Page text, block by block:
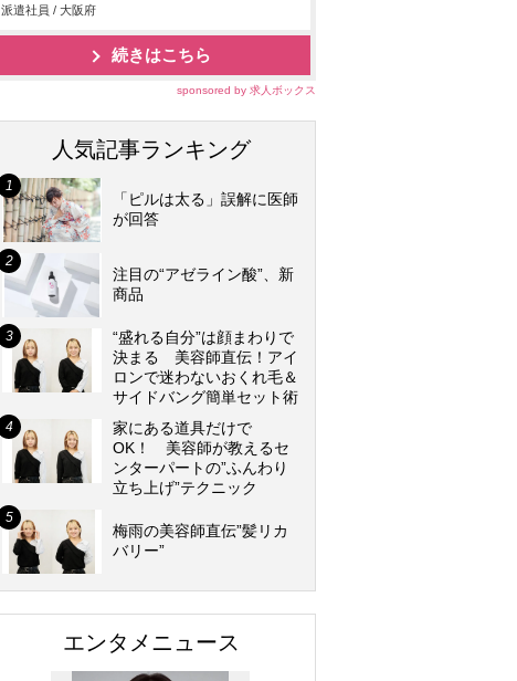
派遣社員 / 大阪府
続きはこちら
sponsored by 求人ボックス
人気記事ランキング
「ピルは太る」誤解に医師
が回答
注目の“アゼライン酸”、新
商品
“盛れる自分”は顔まわりで
決まる 美容師直伝！アイ
ロンで迷わないおくれ毛＆
サイドバング簡単セット術
家にある道具だけで
OK！ 美容師が教えるセ
ンターパートの”ふんわり
立ち上げ”テクニック
梅雨の美容師直伝”髪リカ
バリー”
エンタメニュース